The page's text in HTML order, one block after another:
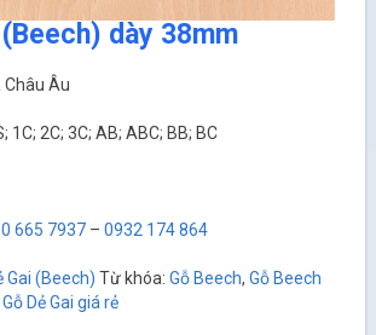
(Beech) dày 38mm
Châu Âu
1C; 2C; 3C; AB; ABC; BB; BC
665 7937– 0932 174 864
Gai (Beech) Từ khóa: Gỗ Beech, Gỗ Beech
Gỗ Dẻ Gai giá rẻ